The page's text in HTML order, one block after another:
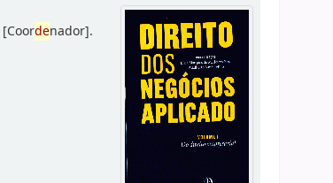
[Coordenador].